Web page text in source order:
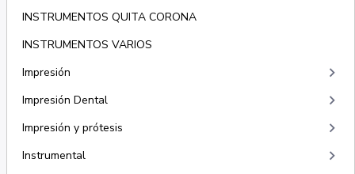
INSTRUMENTOS QUITA CORONA
INSTRUMENTOS VARIOS
Impresión
keyboard_arrow_right
Impresión Dental keyboard_arrow_right
Impresión y prótesis keyboard_arrow_right
Instrumental keyboard_arrow_right